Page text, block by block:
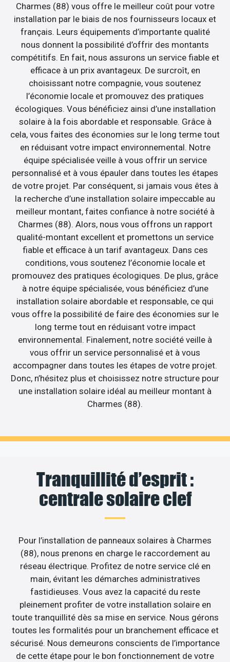
Charmes (88) vous offre le meilleur coût pour votre
installation par le biais de nos fournisseurs locaux et
français. Leurs équipements d’importante qualité
nous donnent la possibilité d’offrir des montants
compétitifs. En fait, nous assurons un service fiable et
efficace à un prix avantageux. De surcroît, en
choisissant notre compagnie, vous soutenez
l’économie locale et promouvez des pratiques
écologiques. Vous bénéficiez ainsi d’une installation
solaire à la fois abordable et responsable. Grâce à
cela, vous faites des économies sur le long terme tout
en réduisant votre impact environnemental. Notre
équipe spécialisée veille à vous offrir un service
personnalisé et à vous épauler dans toutes les étapes
de votre projet. Par conséquent, si jamais vous êtes à
la recherche d’une installation solaire impeccable au
meilleur montant, faites confiance à notre société à
Charmes (88). Alors, nous vous offrons un rapport
qualité-montant excellent et promettons un service
fiable et efficace à un tarif avantageux. Dans ces
conditions, vous soutenez l’économie locale et
promouvez des pratiques écologiques. De plus, grâce
à notre équipe spécialisée, vous bénéficiez d’une
installation solaire abordable et responsable, ce qui
vous offre la possibilité de faire des économies sur le
long terme tout en réduisant votre impact
environnemental. Finalement, notre société veille à
vous offrir un service personnalisé et à vous
accompagner dans toutes les étapes de votre projet.
Donc, n’hésitez plus et choisissez notre structure pour
une installation solaire idéal au meilleur montant à
Charmes (88).
Tranquillité d’esprit :
centrale solaire clef
Pour l’installation de panneaux solaires à Charmes
(88), nous prenons en charge le raccordement au
réseau électrique. Profitez de notre service clé en
main, évitant les démarches administratives
fastidieuses. Vous avez la capacité du reste
pleinement profiter de votre installation solaire en
toute tranquillité dès sa mise en service. Nous gérons
toutes les formalités pour un branchement efficace et
sécurisé. Nous demeurons conscients de l’importance
de cette étape pour le bon fonctionnement de votre